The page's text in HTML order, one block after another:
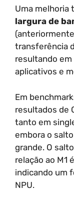
Uma melhoria
largura de
transferência
resultando
aplicativos e
Em
resultados de
tanto em
embora o
grande. O
relação ao M1
indicando um
NPU.